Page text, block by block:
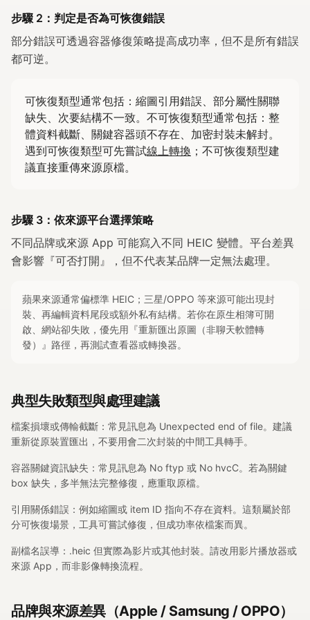
步驟 2：判定是否為可恢復錯誤
部分錯誤可透過容器修復策略提高成功率，但不是所有錯誤
都可逆。
可恢復類型通常包括：縮圖引用錯誤、部分屬性關聯
缺失、次要結構不一致。不可恢復類型通常包括：整
體資料截斷、關鍵容器頭不存在、加密封裝未解封。
遇到可恢復類型可先嘗試線上轉換 ；不可恢復類型建
議直接重傳來源原檔。
步驟 3：依來源平台選擇策略
不同品牌或來源 App 可能寫入不同 HEIC 變體。平台差異
會影響『可否打開』，但不代表某品牌一定無法處理。
蘋果來源通常偏標準 HEIC；三星/OPPO 等來源可能出現封
裝、再編輯資料尾段或額外私有結構。若你在原生相簿可開
啟、網站卻失敗，優先用『重新匯出原圖（非聊天軟體轉
發）』路徑，再測試查看器或轉換器。
典型失敗類型與處理建議
檔案損壞或傳輸截斷：常見訊息為 Unexpected end of file。建議
重新從原裝置匯出，不要用會二次封裝的中間工具轉手。
容器關鍵資訊缺失：常見訊息為 No ftyp 或 No hvcC。若為關鍵
box 缺失，多半無法完整修復，應重取原檔。
引用關係錯誤：例如縮圖或 item ID 指向不存在資料。這類屬於部
分可恢復場景，工具可嘗試修復，但成功率依檔案而異。
副檔名誤導：.heic 但實際為影片或其他封裝。請改用影片播放器或
來源 App，而非影像轉換流程。
品牌與來源差異（Apple / Samsung / OPPO）